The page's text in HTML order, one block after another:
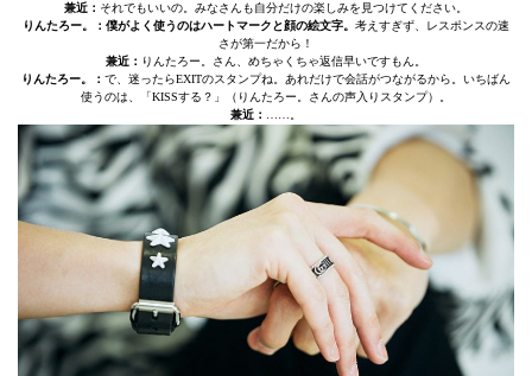
兼近： それでもいいの。みなさんも自分だけの楽しみを見つけてください。
りんたろー。：僕がよく使うのはハートマークと顔の絵文字。 考えすぎず、レスポンスの速
さが第一だから！
兼近： りんたろー。さん、めちゃくちゃ返信早いですもん。
りんたろー。： で、迷ったらEXITのスタンプね。あれだけで会話がつながるから。いちばん
使うのは、「KISSする？」（りんたろー。さんの声入りスタンプ）。
兼近：